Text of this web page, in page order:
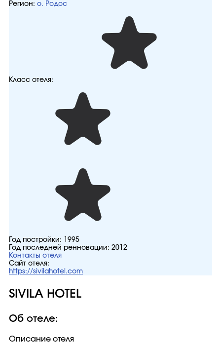
Регион: о. Родос
Класс отеля:
Год постройки:
1995
Год последней ренновации: 2012
Контакты отеля
Сайт отеля:
https://sivilahotel.com
SIVILA HOTEL
Об отеле:
Описание отеля